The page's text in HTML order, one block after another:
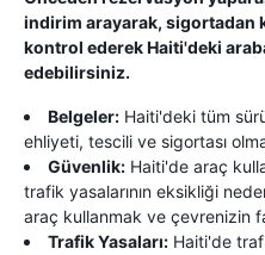
indirim arayarak, sigortadan
kontrol ederek Haiti'deki
edebilirsiniz.
Belgeler: Haiti'deki tüm
ehliyeti, tescili ve sigortası
Güvenlik: Haiti'de araç
trafik yasalarının eksikliği
araç kullanmak ve çevrenizin
Trafik Yasaları: Haiti'de